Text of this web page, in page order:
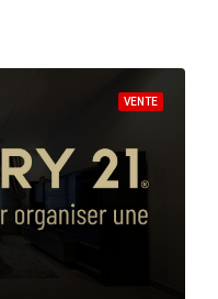
VENTE